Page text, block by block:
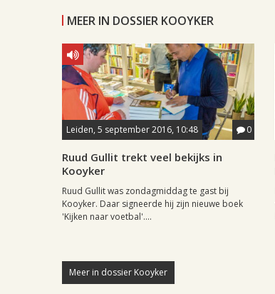
MEER IN DOSSIER KOOYKER
Leiden, 5 september 2016, 10:48 0
Ruud Gullit trekt veel bekijks in
Kooyker
Ruud Gullit was zondagmiddag te gast bij
Kooyker. Daar signeerde hij zijn nieuwe boek
'Kijken naar voetbal'....
Meer in dossier Kooyker